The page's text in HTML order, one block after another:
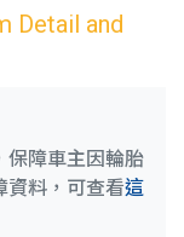
Detail and
保障車主因輪胎
資料，可查看這